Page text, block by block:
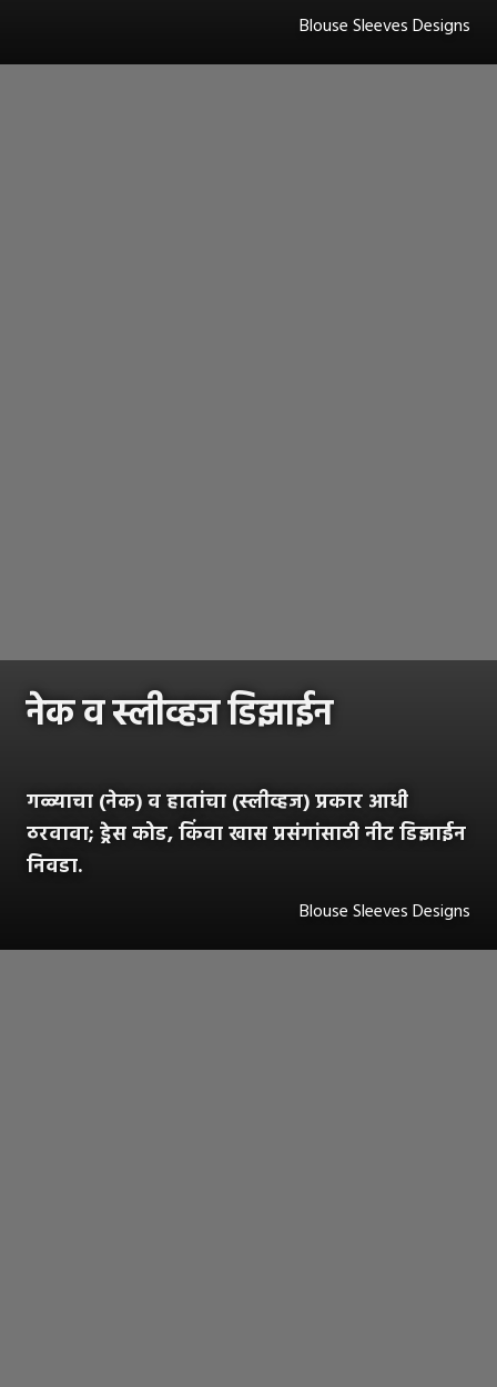
Blouse Sleeves Designs
नेक व स्लीव्हज डिझाईन
गळ्याचा (नेक) व हातांचा (स्लीव्हज) प्रकार आधी
ठरवावा; ड्रेस कोड, किंवा खास प्रसंगांसाठी नीट डिझाईन
निवडा.
Blouse Sleeves Designs